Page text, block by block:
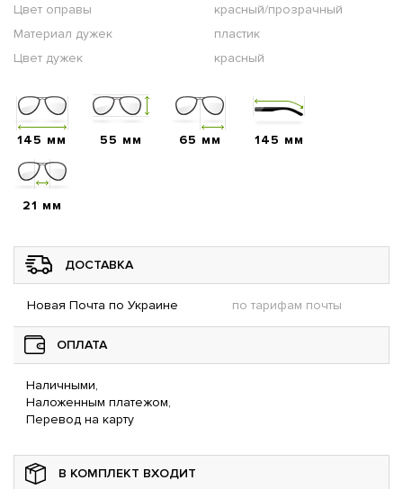
Цвет оправы
красный/прозрачный
Материал дужек
пластик
Цвет дужек
красный
145 мм 55 мм 65 мм 145 мм
21 мм
ДОСТАВКА
Новая Почта по Украине по тарифам почты
ОПЛАТА
Наличными,
Наложенным платежом,
Перевод на карту
В КОМПЛЕКТ ВХОДИТ